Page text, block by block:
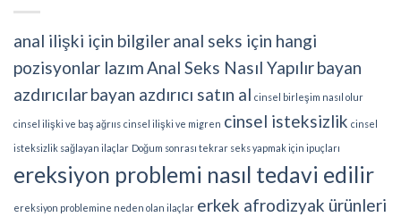
anal ilişki için bilgileranal seks için hangi
pozisyonlar lazımAnal Seks Nasıl Yapılırbayan
azdırıcılarbayan azdırıcı satın al cinsel birleşim nasıl olur
cinsel ilişki ve baş ağrııs cinsel ilişki ve migren cinsel isteksizlik cinsel
isteksizlik sağlayan ilaçlar Doğum sonrası tekrar seks yapmak için ipuçları
ereksiyon problemi nasıl tedavi edilir
ereksiyon problemine neden olan ilaçlar erkek afrodizyak ürünleri